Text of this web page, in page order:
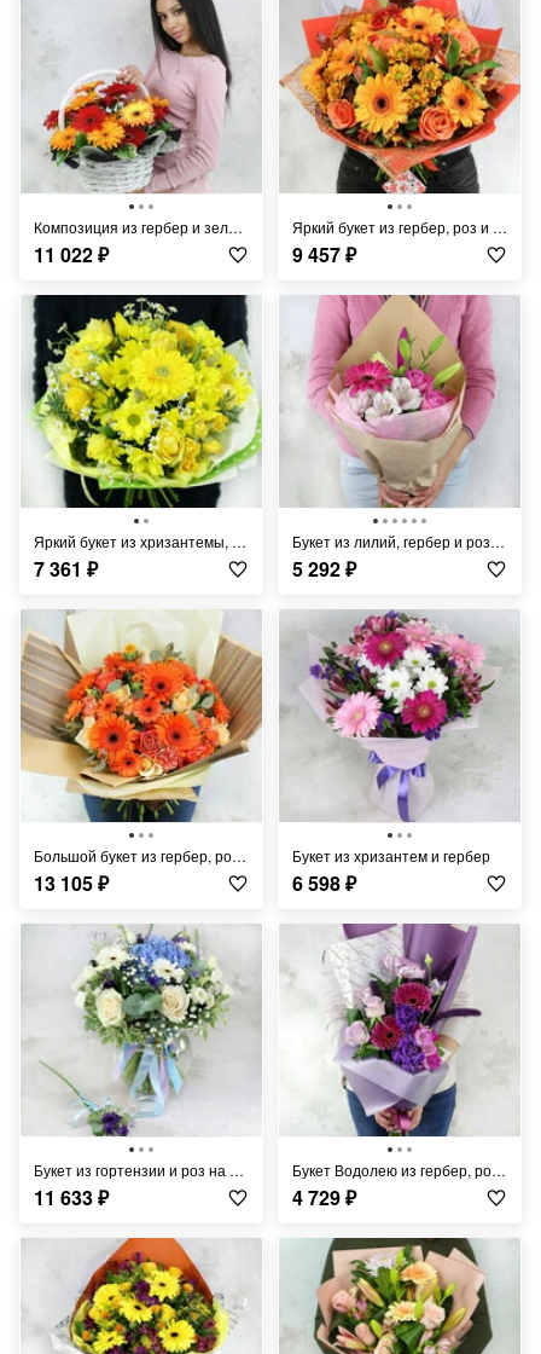
Композиция из гербер и зелени в корзине
11 022₽
Яркий букет из гербер, роз и хризантем
9 457₽
Яркий букет из хризантемы, ромашки и герберы
7 361 ₽
Букет из лилий, гербер и роз в крафте
5 292₽
Большой букет из гербер, роз и гвоздик
13 105₽
Букет из хризантем и гербер
6 598₽
Букет из гортензии и роз на рождение сына
11 633₽
Букет Водолею из гербер, роз и фрезии
4 729₽